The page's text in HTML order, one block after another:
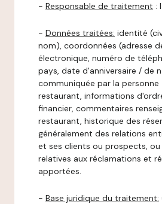
- Responsable de traitement :
- Données traitées: identité
nom), coordonnées (adresse
électronique, numéro de
pays, date d'anniversaire / de
communiquée par la personne
restaurant, informations
financier, commentaires
restaurant, historique des
généralement des relations
et ses clients ou prospects,
relatives aux réclamations et
apportées.
- Base juridique du traitement: